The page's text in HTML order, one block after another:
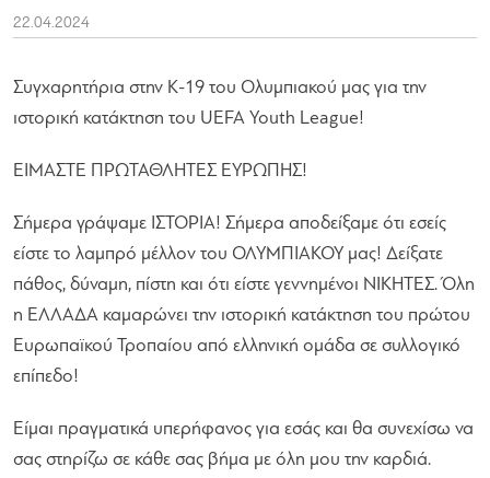
22.04.2024
Συγχαρητήρια στην Κ-19 του Ολυμπιακού μας για την
ιστορική κατάκτηση του UEFA Youth League!
ΕΙΜΑΣΤΕ ΠΡΩΤΑΘΛΗΤΕΣ ΕΥΡΩΠΗΣ!
Σήμερα γράψαμε ΙΣΤΟΡΙΑ! Σήμερα αποδείξαμε ότι εσείς
είστε το λαμπρό μέλλον του ΟΛΥΜΠΙΑΚΟΥ μας! Δείξατε
πάθος, δύναμη, πίστη και ότι είστε γεννημένοι ΝΙΚΗΤΕΣ. Όλη
η ΕΛΛΑΔΑ καμαρώνει την ιστορική κατάκτηση του πρώτου
Ευρωπαϊκού Τροπαίου από ελληνική ομάδα σε συλλογικό
επίπεδο!
Είμαι πραγματικά υπερήφανος για εσάς και θα συνεχίσω να
σας στηρίζω σε κάθε σας βήμα με όλη μου την καρδιά.